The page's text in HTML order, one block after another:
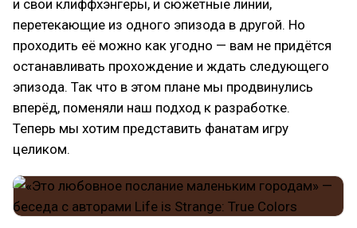
и свои клиффхэнгеры, и сюжетные линии,
перетекающие из одного эпизода в другой. Но
проходить её можно как угодно — вам не придётся
останавливать прохождение и ждать следующего
эпизода. Так что в этом плане мы продвинулись
вперёд, поменяли наш подход к разработке.
Теперь мы хотим представить фанатам игру
целиком.